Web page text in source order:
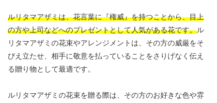
ルリタマアザミは、花言葉に『権威』を持つことから、目上
の方や上司などへのプレゼントとして人気がある花です。ル
リタマアザミの花束やアレンジメントは、その方の威厳をそ
びえ立たせ、相手に敬意を払っていることをさりげなく伝え
る贈り物として最適です。
ルリタマアザミの花束を贈る際は、その方のお好きな色や雰